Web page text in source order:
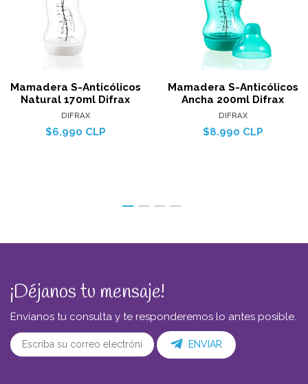
Mamadera S-Anticólicos
Natural 170ml Difrax
DIFRAX
$6.990 CLP
Mamadera S-Anticólicos
Ancha 200ml Difrax
DIFRAX
$8.990 CLP
¡Déjanos tu mensaje!
Envíanos tu consulta y te responderemos lo antes posible.
ENVIAR